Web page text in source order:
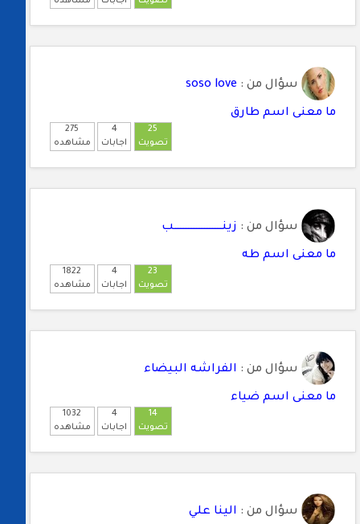
سؤال من : soso love
ما معنى اسم طارق
275
مشاهده
4
اجابات
25
تصويت
سؤال من : زينــــــــــــــــــــــــــــــب
ما معنى اسم طه
1822
مشاهده
4
اجابات
23
تصويت
سؤال من : الفراشه البيضاء
ما معنى اسم ضياء
1032
مشاهده
4
اجابات
14
تصويت
سؤال من : الينا علي